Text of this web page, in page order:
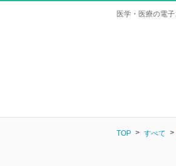
医学・医療の電
TOP すべて